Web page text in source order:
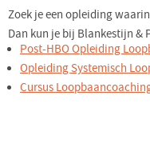
Zoek je een opleiding
Dan kun je bij Blankestijn &
Post-HBOOpleiding
Opleiding Systemisch
Cursus